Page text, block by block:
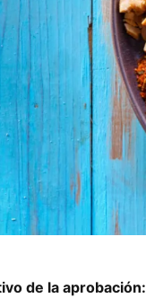
de la aprobación: